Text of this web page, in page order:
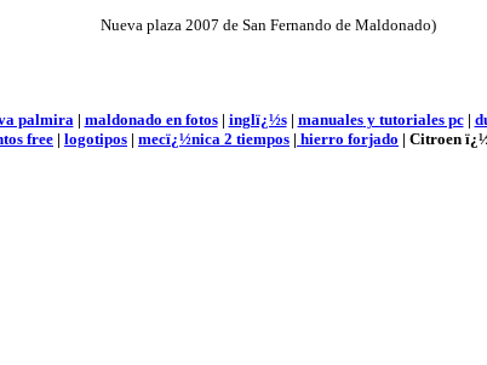
Nueva plaza 2007 de San Fernando de Maldonado)
palmira| maldonado en fotos| inglï¿½s| manualesy tutoriales pc|
free | logotipos | mecï¿½nica 2 tiempos | hierro forjado | Citroen